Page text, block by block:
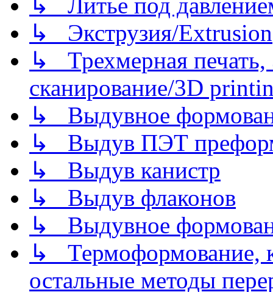
↳ Литье под
↳ Экструзия/Extrusion
↳ Трехмерная
сканирование/3D
↳ Выдувное
↳ Выдув ПЭТ
↳ Выдув канистр
↳ Выдув флаконов
↳ Выдувное
↳ Термоформование,
остальные методы